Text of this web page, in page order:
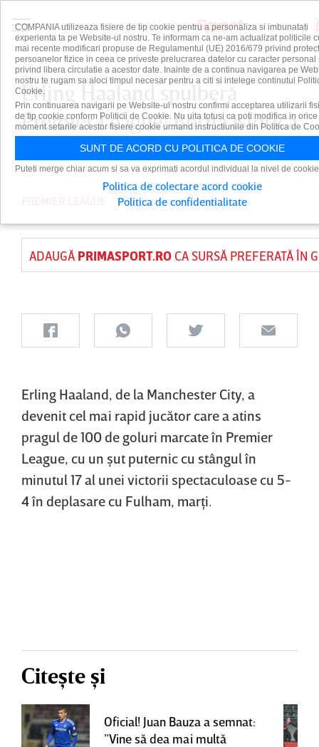
Erling Haaland spulberă
Premier League! Borna istorică
atinsă de norvegian
PUBLICAT PE 3 DEC 2025
ADAUGĂ PRIMASPORT.ROCA SURSĂ PREFERATĂ ÎN
Erling Haaland, de la Manchester City, a
devenit cel mai rapid jucător care a atins
pragul de 100 de goluri marcate în Premier
League, cu un şut puternic cu stângul în
minutul 17 al unei victorii spectaculoase cu 5-
4 în deplasare cu Fulham, marţi.
Citește și
Oficial! Juan Bauza a semnat:
”Vine să dea mai multă
COMPANIA utilizeaza fisiere de tip cookie pentru a personaliza si imbunatati
experienta ta pe Website-ul nostru. Te informam ca ne-am actualizat politicile
mai recente modificari propuse de Regulamentul (UE) 2016/679 privind
persoanelor fizice in ceea ce priveste prelucrarea datelor cu caracter personal
privind libera circulatie a acestor date. Inainte de a continua navigarea pe
nostru te rugam sa aloci timpul necesar pentru a citi si intelege continutul
Cookie.
Prin continuarea navigarii pe Website-ul nostru confirmi acceptarea utilizarii
de tip cookie conform Politicii de Cookie. Nu uita totusi ca poti modifica in orice
moment setarile acestor fisiere cookie urmand instructiunile din Politica de
SUNT DE ACORD CU POLITICA DE COOKIE
Puteti merge chiar acum si sa va exprimati acordul individual la nivel de
Politica de colectare acord cookie
Politica de confidentialitate